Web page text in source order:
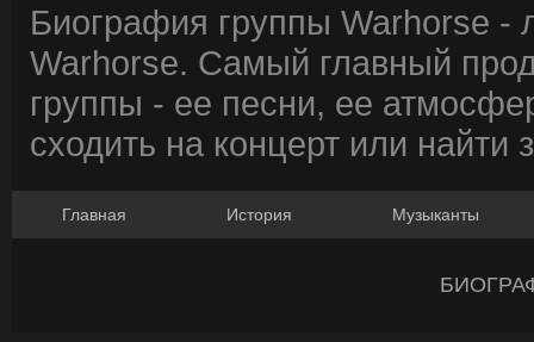
Биография группы Warhorse -
Warhorse. Самый главный
группы - ее песни, ее
сходить на концерт или найти
Главная История Музыканты